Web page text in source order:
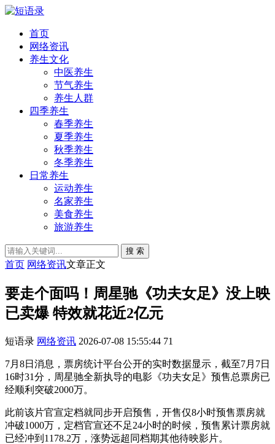
首页
网络资讯
养生文化
中医养生
节气养生
养生人群
四季养生
春季养生
夏季养生
秋季养生
冬季养生
日常养生
运动养生
名家养生
美食养生
旅游养生
搜 索
首页 网络资讯文章正文
要走个面吗！周星驰《功夫女足》没上映
已卖爆 特效就花近2亿元
短语录 网络资讯 2026-07-08 15:55:44 71
7月8日消息，票房统计平台公开的实时数据显示，截至7月7日
16时31分，周星驰全新执导的电影《功夫女足》预售总票房已
经顺利突破2000万。
此前该片官宣定档就同步开启预售，开售仅8小时预售票房就
冲破1000万，定档官宣还不足24小时的时候，预售累计票房就
已经冲到1178.2万，涨势远超同档期其他待映影片。